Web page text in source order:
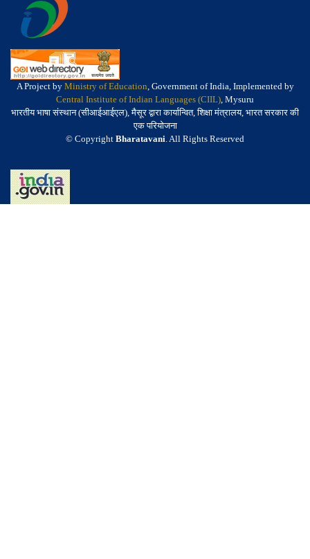
A Project by Ministry of Education, Government of India, Implemented by
Central Institute of Indian Languages (CIIL), Mysuru
भारतीय भाषा संस्थान (सीआईआईएल), मैसूर द्वारा कार्यान्वित, शिक्षा मंत्रालय, भारत सरकार की
एक परियोजना
© Copyright Bharatavani. All Rights Reserved